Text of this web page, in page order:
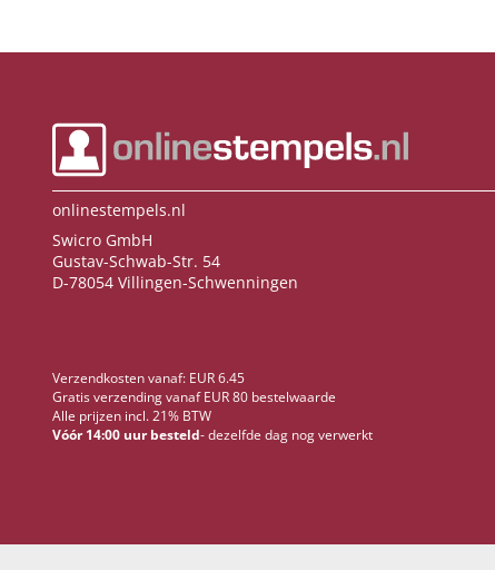
onlinestempels.nl
Swicro GmbH
Gustav-Schwab-Str. 54
D-78054 Villingen-Schwenningen
Verzendkosten vanaf: EUR 6.45
Gratis verzending vanaf EUR 80 bestelwaarde
Alle prijzen incl. 21% BTW
Vóór 14:00 uur besteld- dezelfde dag nog verwerkt